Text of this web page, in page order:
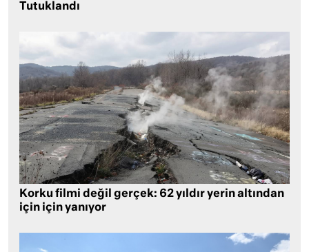
Tutuklandı
Korku filmi değil gerçek: 62 yıldır yerin altından
için için yanıyor